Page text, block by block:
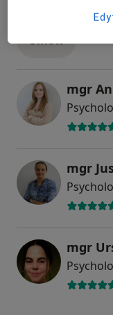
Umów
mgr
mgr
mgr